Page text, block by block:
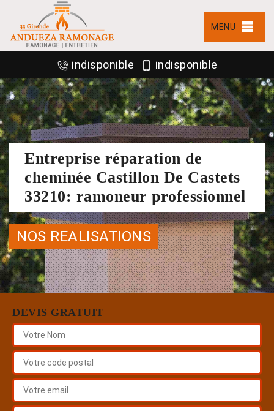
MENU
indisponible indisponible
Entreprise réparation de
cheminée Castillon De Castets
33210: ramoneur professionnel
NOS REALISATIONS
DEVIS GRATUIT